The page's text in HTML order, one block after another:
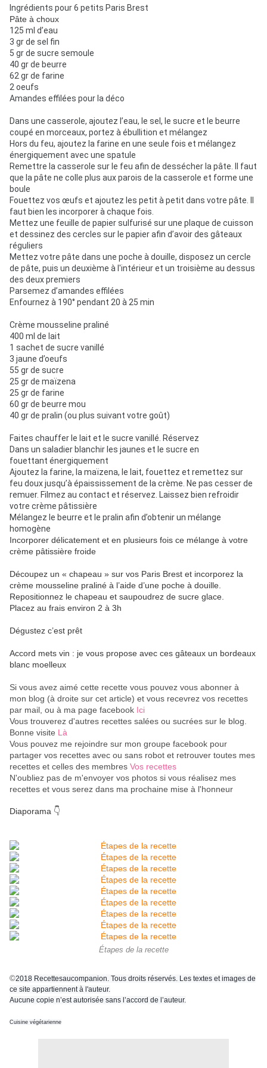
Ingrédients pour 6 petits Paris Brest
Pâte à choux
125 ml d’eau
3 gr de sel fin
5 gr de sucre semoule
40 gr de beurre
62 gr de farine
2 oeufs
Amandes effilées pour la déco
Dans une casserole, ajoutez l’eau, le sel, le sucre et le beurre
coupé en morceaux, portez à ébullition et mélangez
Hors du feu, ajoutez la farine en une seule fois et mélangez
énergiquement avec une spatule
Remettre la casserole sur le feu afin de dessécher la pâte. Il faut
que la pâte ne colle plus aux parois de la casserole et forme une
boule
Fouettez vos œufs et ajoutez les petit à petit dans votre pâte. Il
faut bien les incorporer à chaque fois.
Mettez une feuille de papier sulfurisé sur une plaque de cuisson
et dessinez des cercles sur le papier afin d’avoir des gâteaux
réguliers
Mettez votre pâte dans une poche à douille, disposez un cercle
de pâte, puis un deuxième à l'intérieur et un troisième au dessus
des deux premiers
Parsemez d’amandes effilées
Enfournez à 190° pendant 20 à 25 min
Crème mousseline praliné
400 ml de lait
1 sachet de sucre vanillé
3 jaune d’oeufs
55 gr de sucre
25 gr de maïzena
25 gr de farine
60 gr de beurre mou
40 gr de pralin (ou plus suivant votre goût)
Faites chauffer le lait et le sucre vanillé. Réservez
Dans un saladier blanchir les jaunes et le sucre en
fouettant énergiquement
Ajoutez la farine, la maïzena, le lait, fouettez et remettez sur
feu doux jusqu’à épaississement de la crème. Ne pas cesser de
remuer. Filmez au contact et réservez. Laissez bien refroidir
votre crème pâtissière
Mélangez le beurre et le pralin afin d’obtenir un mélange
homogène
Incorporer délicatement et en plusieurs fois ce mélange à votre
crème pâtissière froide
Découpez un « chapeau » sur vos Paris Brest et incorporez la
crème mousseline praliné à l’aide d’une poche à douille.
Repositionnez le chapeau et saupoudrez de sucre glace.
Placez au frais environ 2 à 3h
Dégustez c’est prêt
Accord mets vin : je vous propose avec ces gâteaux un bordeaux
blanc moelleux
Si vous avez aimé cette recette vous pouvez vous abonner à
mon blog (à droite sur cet article) et vous recevrez vos recettes
par mail, ou à ma page facebook Ici
Vous trouverez d'autres recettes salées ou sucrées sur le blog.
Bonne visite Là
Vous pouvez me rejoindre sur mon groupe facebook pour
partager vos recettes avec ou sans robot et retrouver toutes mes
recettes et celles des membres Vos recettes
N'oubliez pas de m'envoyer vos photos si vous réalisez mes
recettes et vous serez dans ma prochaine mise à l'honneur
Diaporama 👇
Étapes de la recette
©2018 Recettesaucompanion. Tous droits réservés. Les textes et images de
ce site appartiennent à l'auteur.
Aucune copie n’est autorisée sans l’accord de l’auteur.
Cuisine végétarienne